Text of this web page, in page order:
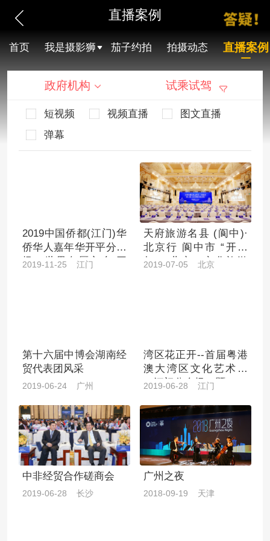
直播案例
首页 我是摄影狮 茄子约拍 拍摄动态 直播案例
政府机构 试乘试驾
短视频 视频直播
图文直播
弹幕
2019中国侨都(江门)华
侨华人嘉年华开平分会
场、世界名厨之乡(开
2019-11-25 江门
天府旅游名县 (阆中)·
北京行 阆中市 “开放
年”（北京）文化旅游
2019-07-05 北京
第十六届中博会湖南经
贸代表团风采
2019-06-24 广州
湾区花正开--首届粤港
澳大湾区文化艺术节
（江门分会场）暨2019
2019-06-28 江门
中非经贸合作磋商会
2019-06-28 长沙
广州之夜
2018-09-19 天津